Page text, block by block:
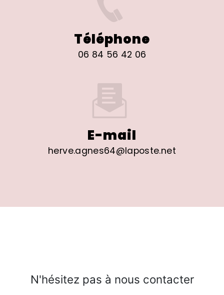
Téléphone
06 84 56 42 06
E-mail
herve.agnes64@laposte.net
N'hésitez pas à nous contacter